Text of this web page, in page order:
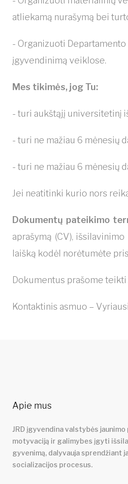
atliekamą nurašymą bei
- Organizuoti
įgyvendinimą veiklose.
Mes tikimės, jog Tu:
- turi aukštąjį universitetinį
- turi ne mažiau 6 mėnesių
- turi ne mažiau 6 mėnesių
Jei neatitinki kurio nors
Dokumentų pateikimo
aprašymą (CV),
laišką kodėl norėtumėte
Dokumentus prašome
Kontaktinis asmuo –
Apie mus
JRD įgyvendina valstybės
motyvaciją ir galimybes įgyti
gyvenimą, dalyvauja sprendžiant
socializacijos procesus.